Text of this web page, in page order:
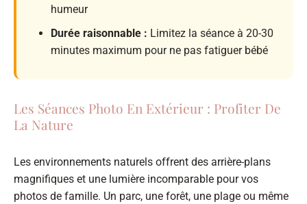
humeur
Durée raisonnable : Limitez la séance à 20-30
minutes maximum pour ne pas fatiguer bébé
Les Séances Photo En Extérieur : Profiter De
La Nature
Les environnements naturels offrent des arrière-plans
magnifiques et une lumière incomparable pour vos
photos de famille. Un parc, une forêt, une plage ou même